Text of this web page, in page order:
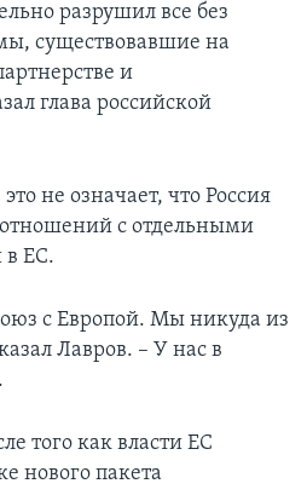
разрушил все без
существовавшие на
и
глава российской
не означает, что Россия
отношений с отдельными
в ЕС.
с Европой. Мы никуда из
Лавров. – У нас в
того как власти ЕС
нового пакета